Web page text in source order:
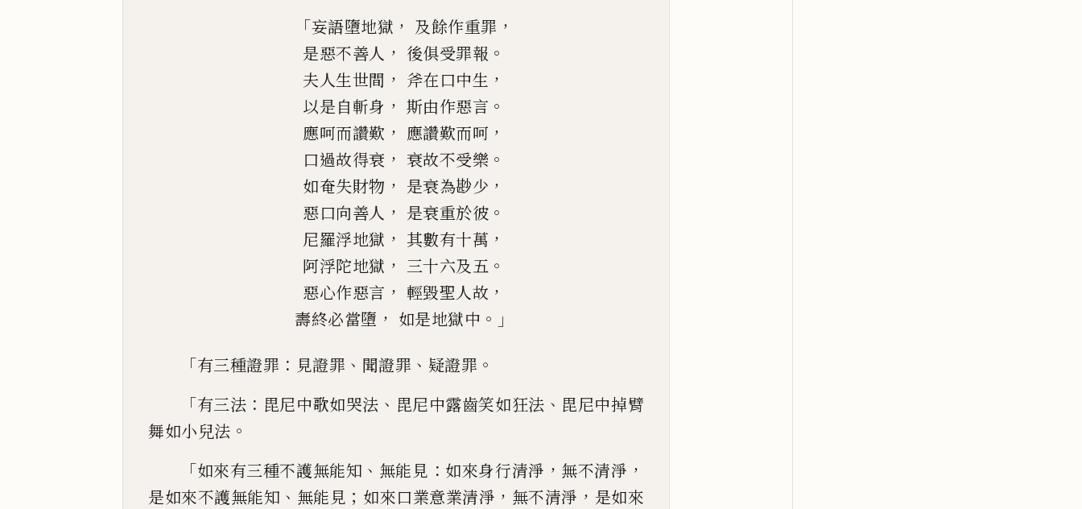
「妄語墮地獄 ， 及餘作重罪 ，
是惡不善人 ， 後俱受罪報 。
夫人生世間 ， 斧在口中生 ，
以是自斬身 ， 斯由作惡言 。
應呵而讚歎 ， 應讚歎而呵 ，
口過故得衰 ， 衰故不受樂 。
如奄失財物 ， 是衰為尠少 ，
惡口向善人 ， 是衰重於彼 。
尼羅浮地獄 ， 其數有十萬 ，
阿浮陀地獄 ， 三十六及五 。
惡心作惡言 ， 輕毀聖人故 ，
壽終必當墮 ， 如是地獄中 。」
「有三種證罪 ： 見證罪 、 聞證罪 、 疑證罪 。
「有三法 ： 毘尼中歌如哭法 、 毘尼中露齒笑如狂法 、 毘尼中掉臂
舞如小兒法 。
「如來有三種不護無能知 、 無能見 ： 如來身行清淨 ， 無不清淨 ，
是如來不護無能知 、 無能見 ； 如來口業意業清淨 ， 無不清淨 ， 是如來